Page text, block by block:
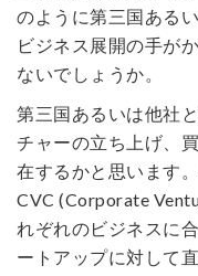
のように第三国ある
ビジネス展開の手が
ないでしょうか。
第三国あるいは他社
チャーの立ち上げ、
在するかと思います
CVC (Corporate
れぞれのビジネスに
ートアップに対して